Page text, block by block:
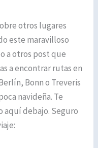
otros lugares
este maravilloso
a otros post que
a encontrar rutas en
Bonn o Treveris
navideña. Te
aquí debajo. Seguro